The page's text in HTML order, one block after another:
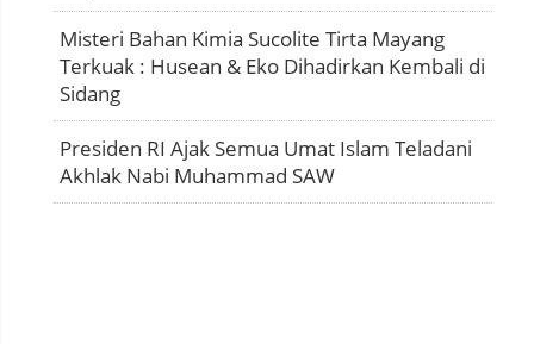
Misteri Bahan Kimia Sucolite Tirta Mayang
Terkuak : Husean & Eko Dihadirkan Kembali di
Sidang
Presiden RI Ajak Semua Umat Islam Teladani
Akhlak Nabi Muhammad SAW